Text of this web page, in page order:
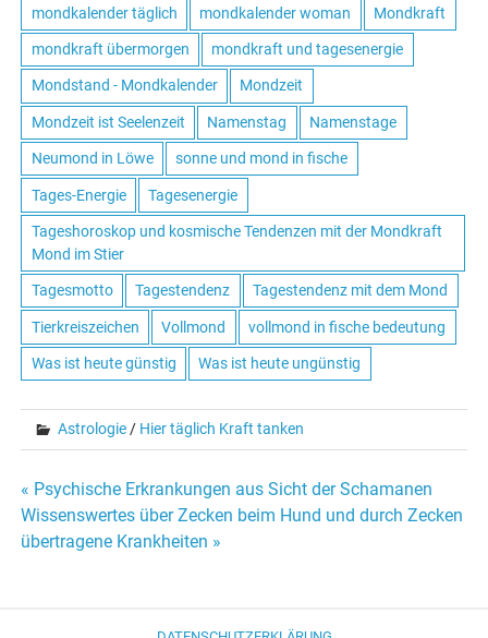
mondkalender täglich mondkalender woman Mondkraft
mondkraft übermorgen mondkraft und tagesenergie
Mondstand - Mondkalender Mondzeit
Mondzeit ist Seelenzeit Namenstag Namenstage
Neumond in Löwe sonne und mond in fische
Tages-Energie Tagesenergie
Tageshoroskop und kosmische Tendenzen mit der Mondkraft
Mond im Stier
Tagesmotto Tagestendenz Tagestendenz mit dem Mond
Tierkreiszeichen Vollmond vollmond in fische bedeutung
Was ist heute günstig Was ist heute ungünstig
Astrologie/ Hier täglich Kraft tanken
Beitrags-
« Psychische Erkrankungen aus Sicht der Schamanen
Wissenswertes über Zecken beim Hund und durch Zecken
übertragene Krankheiten »